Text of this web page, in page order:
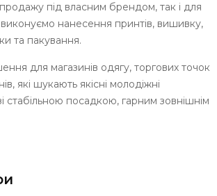
під власним брендом, так і для
нанесення принтів, вишивку,
та пакування.
для магазинів одягу, торгових точок
які шукають якісні молодіжні
стабільною посадкою, гарним зовнішнім